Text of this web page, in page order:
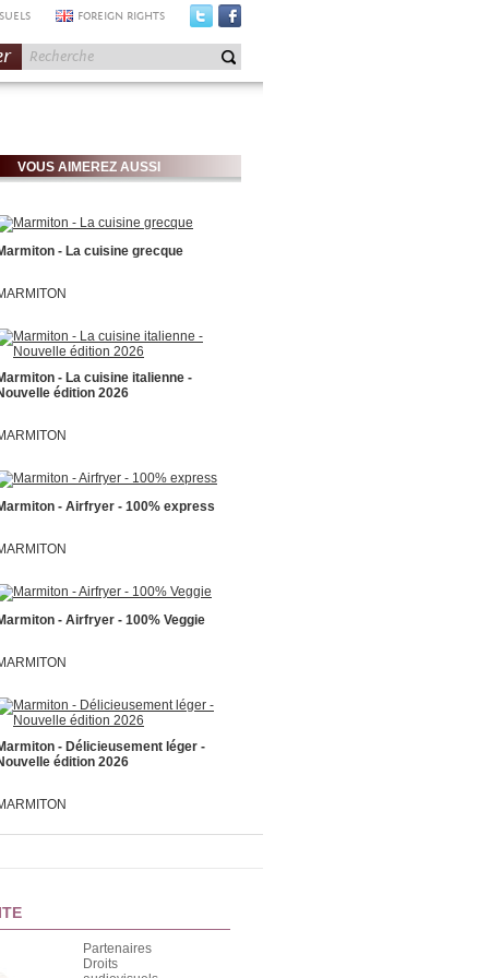
FOREIGN RIGHTS
VOUS AIMEREZ AUSSI
- La cuisine grecque
- La cuisine italienne -
édition 2026
- Airfryer - 100% express
- Airfryer - 100% Veggie
- Délicieusement léger -
édition 2026
Partenaires
Droits